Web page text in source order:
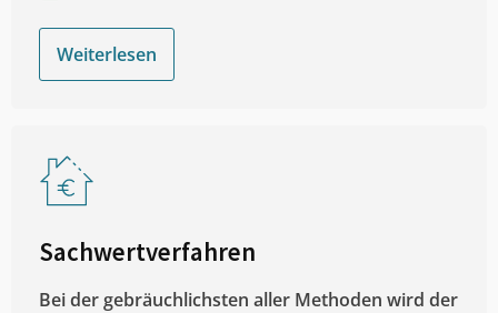
Weiterlesen
Sachwertverfahren
Bei der gebräuchlichsten aller Methoden wird der